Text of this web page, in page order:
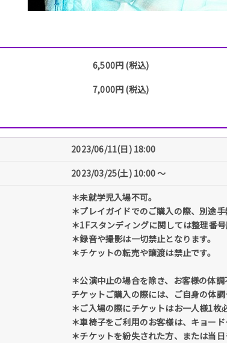
6,500円 (税込)
7,000円 (税込)
2023/06/11(日) 18:00
2023/03/25(土) 10:00 〜
＊未就学児⼊場不可。
＊プレイガイドでのご購⼊の際、別途⼿
＊1Fスタンディングに関しては整理番
＊録⾳や撮影は⼀切禁⽌となります。
＊チケットの転売や譲渡は禁⽌です。
＊公演中⽌の場合を除き、お客様の体
チケットご購⼊の際には、ご⾃⾝の体
＊ご⼊場の際にチケットはお⼀⼈様1枚
＊⾞椅⼦をご利⽤のお客様は、キョー
＊チケットを紛失された⽅、または当